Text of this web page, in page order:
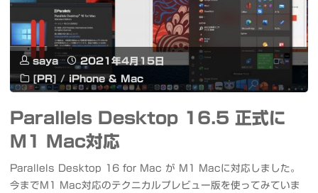
ィ
ブ
ノ
ズ
ャ
saya
2021年4月15日
[PR]
/ iPhone & Mac
Parallels Desktop 16.5 正式に
M1 Mac対応
Parallels Desktop 16 for Mac が M1 Macに対応しました。
今までM1 Mac対応のテクニカルプレビュー版を使ってみていま